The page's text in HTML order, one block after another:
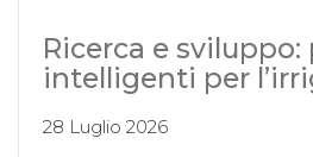
Ricerca e
intelligenti per
28 Luglio 2026